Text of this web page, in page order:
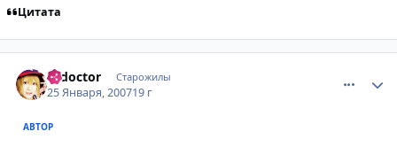
Цитата
k_doctor Старожилы
25 Января, 200719 г
АВТОР